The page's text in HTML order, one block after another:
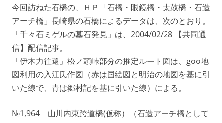
今回訪ねた石橋の、ＨＰ「石橋・眼鏡橋・太鼓橋・石造
アーチ橋」長崎県の石橋によるデータは、次のとおり。
「千々石ミゲルの墓石発見」は、2004/02/28 【共同通
信】配信記事。
「伊木力往還」松ノ頭峠部分の推定ルート図は、goo地
図利用の入江氏作図（赤は国絵図と明治の地図を基に引
いた線で、青は郷村記を基に引いた線）による。
№1,964 山川内東跨道橋(仮称）（石造アーチ橋として